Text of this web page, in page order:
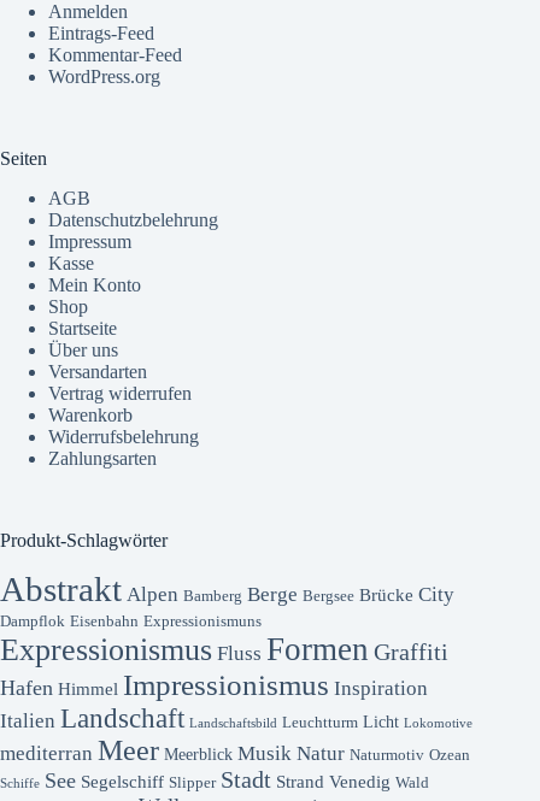
Anmelden
Eintrags-Feed
Kommentar-Feed
WordPress.org
Seiten
AGB
Datenschutzbelehrung
Impressum
Kasse
Mein Konto
Shop
Startseite
Über uns
Versandarten
Vertrag widerrufen
Warenkorb
Widerrufsbelehrung
Zahlungsarten
Produkt-Schlagwörter
Abstrakt Alpen Bamberg Berge Bergsee Brücke City
Dampflok Eisenbahn Expressionismuns
Expressionismus Fluss Formen Graffiti
Hafen Himmel Impressionismus Inspiration
Italien Landschaft Landschaftsbild Leuchtturm Licht Lokomotive
mediterran Meer Meerblick Musik Natur Naturmotiv Ozean
Schiffe See Segelschiff Slipper Stadt Strand Venedig Wald